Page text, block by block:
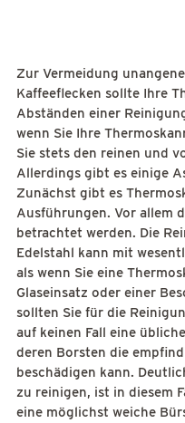
Zur Vermeidung
Kaffeeflecken sollte Ihre
Abständen einer
wenn Sie Ihre
Sie stets den reinen und
Allerdings gibt es einige
Zunächst gibt es
Ausführungen. Vor allem
betrachtet werden. Die
Edelstahl kann mit
als wenn Sie eine
Glaseinsatz oder einer
sollten Sie für die
auf keinen Fall eine
deren Borsten die
beschädigen kann.
zu reinigen, ist in diesem
eine möglichst weiche